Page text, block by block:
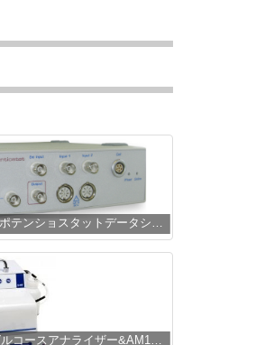
ER466 ポテンショスタットデータシステム
GM9 グルコースアナライザー&AM1アルコールアナライザー